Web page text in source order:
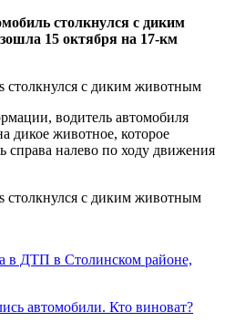
столкнулся с диким
15 октября на 17-км
водитель автомобиля
дикое животное, которое
справа налево по ходу движения
в ДТП в Столинском районе,
автомобили. Кто виноват?